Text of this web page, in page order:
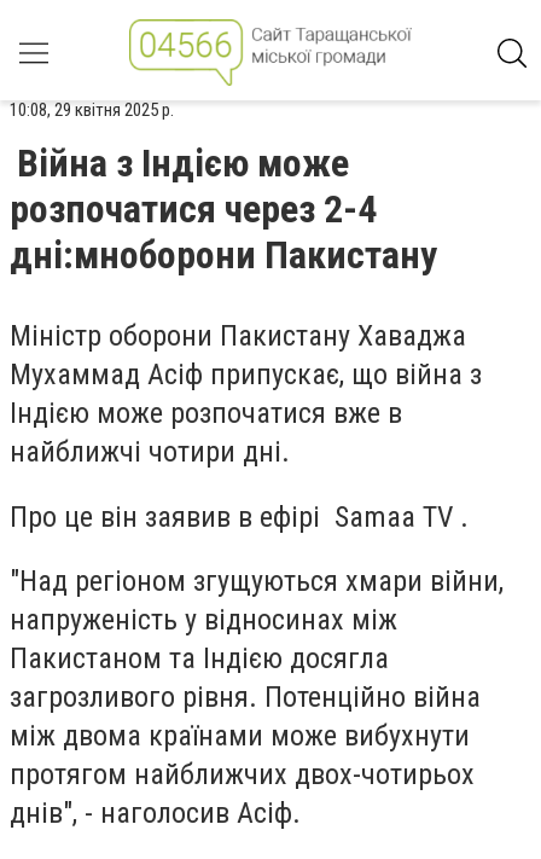
10:08, 29 квітня 2025 р.
Війна з Індією може
розпочатися через 2-4
дні:мноборони Пакистану
Міністр оборони Пакистану Хаваджа
Мухаммад Асіф припускає, що війна з
Індією може розпочатися вже в
найближчі чотири дні.
Про це він заявив в ефірі Samaa TV .
"Над регіоном згущуються хмари війни,
напруженість у відносинах між
Пакистаном та Індією досягла
загрозливого рівня. Потенційно війна
між двома країнами може вибухнути
протягом найближчих двох-чотирьох
днів", - наголосив Асіф.